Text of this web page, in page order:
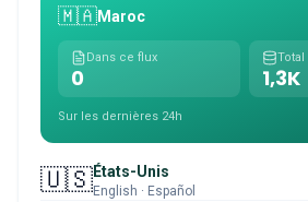
🇲🇦Maroc
Dans ce flux
0
Total
1,3K
Sur les dernières 24h
🇺🇸États-Unis
English · Español